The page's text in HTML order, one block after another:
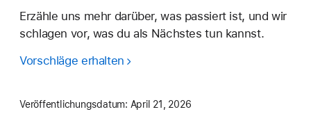
Erzähle uns mehr darüber, was passiert ist, und wir
schlagen vor, was du als Nächstes tun kannst.
Vorschläge erhalten
Veröffentlichungsdatum: April 21, 2026